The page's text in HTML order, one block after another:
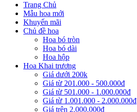
Trang Chủ
Mẫu hoa mới
Khuyến mãi
Chủ đề hoa
Hoa bó tròn
Hoa bó dài
Hoa hộp
Hoa Khai trương
Giá dưới 200k
Giá từ 201.000 - 500.000đ
Giá từ 501.000 - 1.000.000đ
Giá từ 1.001.000 - 2.000.000đ
Giá trên 2.000.000đ